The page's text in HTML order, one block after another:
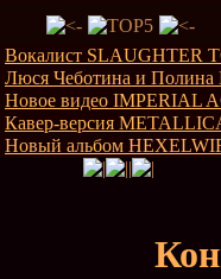
Вокалист SLAUGHTER
Люся Чеботина и
Новое видео IMPERIAL
Кавер-версия
Новый альбом